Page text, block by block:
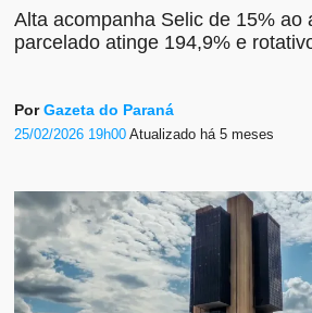
Alta acompanha Selic de 15% ao
parcelado atinge 194,9% e
PorGazeta do Paraná
25/02/2026 19h00Atualizado há 5 meses